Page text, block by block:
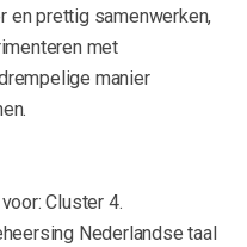
en prettig samenwerken,
met
manier
Cluster 4.
Nederlandse taal